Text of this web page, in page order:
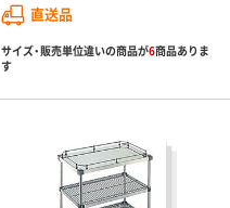
直送品
サイズ・販売単位違いの商品が6商品ありま
す